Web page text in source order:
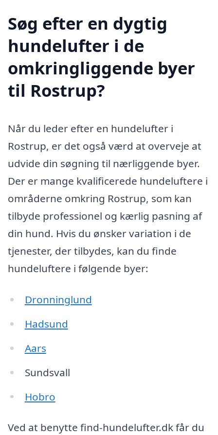
Søg efter en dygtig
hundelufter i de
omkringliggende byer
til Rostrup?
Når du leder efter en hundelufter i
Rostrup, er det også værd at overveje at
udvide din søgning til nærliggende byer.
Der er mange kvalificerede hundeluftere i
områderne omkring Rostrup, som kan
tilbyde professionel og kærlig pasning af
din hund. Hvis du ønsker variation i de
tjenester, der tilbydes, kan du finde
hundeluftere i følgende byer:
Dronninglund
Hadsund
Aars
Sundsvall
Hobro
Ved at benytte find-hundelufter.dk får du